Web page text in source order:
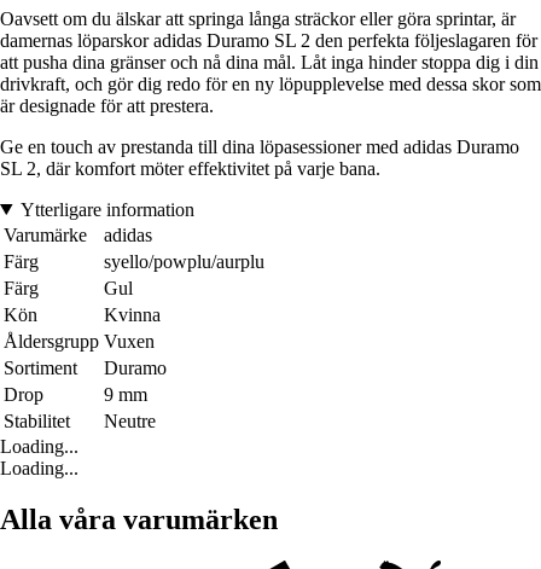
Oavsett om du älskar att springa långa sträckor eller göra sprintar, är
damernas löparskor adidas Duramo SL 2 den perfekta följeslagaren för
att pusha dina gränser och nå dina mål. Låt inga hinder stoppa dig i din
drivkraft, och gör dig redo för en ny löpupplevelse med dessa skor som
är designade för att prestera.
Ge en touch av prestanda till dina löpasessioner med adidas Duramo
SL 2, där komfort möter effektivitet på varje bana.
Ytterligare information
Varumärke
adidas
Färg
syello/powplu/aurplu
Färg
Gul
Kön
Kvinna
Åldersgrupp Vuxen
Sortiment
Duramo
Drop
9 mm
Stabilitet
Neutre
Loading...
Loading...
Alla våra varumärken